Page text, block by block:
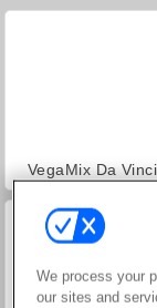
VegaMix Da
We process your
our sites and